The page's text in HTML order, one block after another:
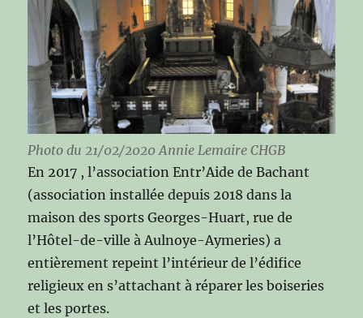
Photo du 21/02/2020 Annie Lemaire CHGB
En 2017 , l’association Entr’Aide de Bachant
(association installée depuis 2018 dans la
maison des sports Georges-Huart, rue de
l’Hôtel-de-ville à Aulnoye-Aymeries) a
entièrement repeint l’intérieur de l’édifice
religieux en s’attachant à réparer les boiseries
et les portes.